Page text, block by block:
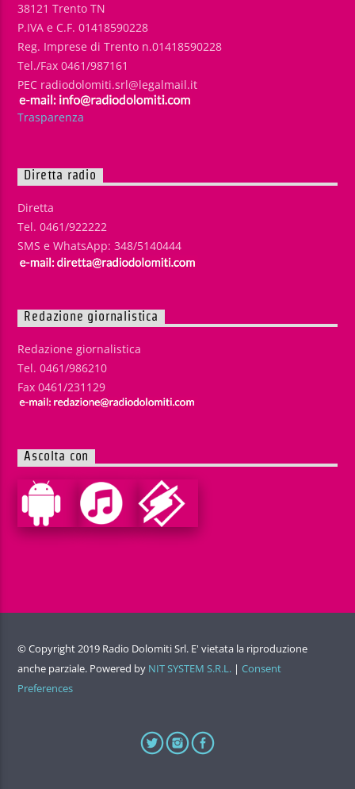
38121 Trento TN
P.IVA e C.F. 01418590228
Reg. Imprese di Trento n.01418590228
Tel./Fax 0461/987161
PEC radiodolomiti.srl@legalmail.it
Trasparenza
Diretta radio
Diretta
Tel. 0461/922222
SMS e WhatsApp: 348/5140444
Redazione giornalistica
Redazione giornalistica
Tel. 0461/986210
Fax 0461/231129
Ascolta con
© Copyright 2019 Radio Dolomiti Srl. E' vietata la riproduzione
anche parziale. Powered by NIT SYSTEM S.R.L. | Consent
Preferences